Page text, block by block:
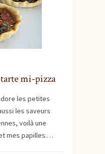
mi-pizza
les petites
les saveurs
voilà une
mes papilles.…